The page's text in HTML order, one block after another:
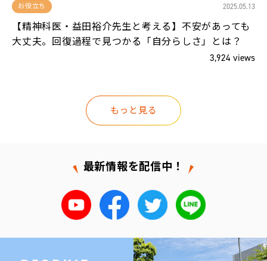
お役立ち 2025.05.13
【精神科医・益田裕介先生と考える】不安があっても
大丈夫。回復過程で見つかる「自分らしさ」とは？
3,924 views
もっと見る
最新情報を配信中！